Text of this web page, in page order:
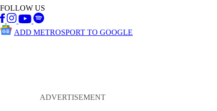
FOLLOW US
ADD METROSPORT TO GOOGLE